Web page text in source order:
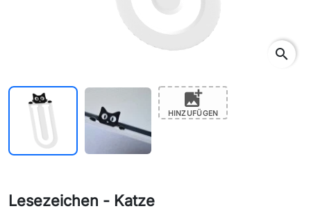
search
add_photo_alternate
HINZUFÜGEN
Lesezeichen - Katze